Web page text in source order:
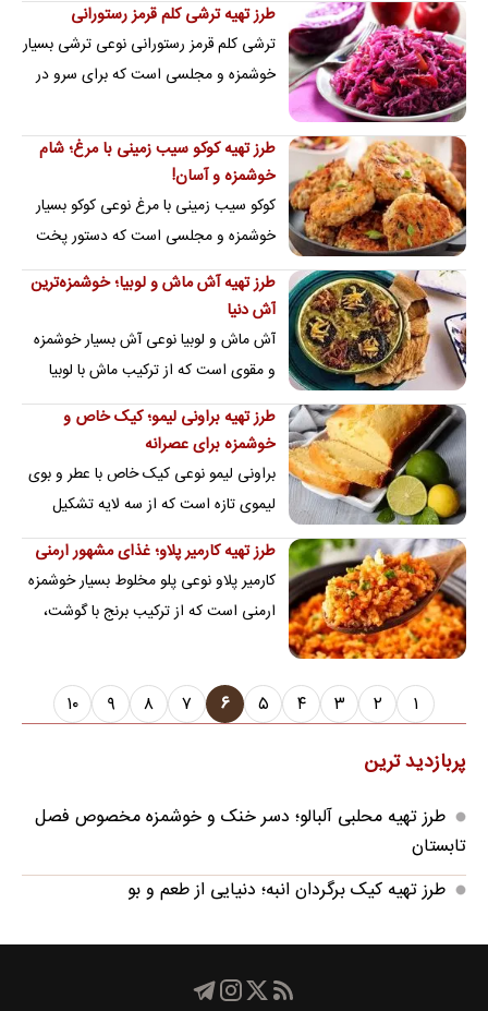
پربازدید ترین
طرز تهیه محلبی آلبالو؛ دسر خنک و خوشمزه مخصوص فصل
تابستان
طرز تهیه کیک برگردان انبه؛ دنیایی از طعم و بو
طرز تهیه ترشی کلم قرمز رستورانی
ترشی کلم قرمز رستورانی نوعی ترشی بسیار
خوشمزه و مجلسی است که برای سرو در
دارد.
طرز تهیه کوکو سیب زمینی با مرغ؛ شام
خوشمزه و آسان!
کوکو سیب زمینی با مرغ نوعی کوکو بسیار
خوشمزه و مجلسی است که دستور پخت
آسانی دارد.
طرز تهیه آش ماش و لوبیا؛ خوشمزه‌ترین
آش دنیا
آش ماش و لوبیا نوعی آش بسیار خوشمزه
و مقوی است که از ترکیب ماش با لوبیا
چشم بلبلی، کشک، سبزی آش و... تهیه
می‌شود.
طرز تهیه براونی لیمو؛ کیک خاص و
خوشمزه برای عصرانه
براونی لیمو نوعی کیک خاص با عطر و بوی
لیموی تازه است که از سه لایه تشکیل
می‌شود.
طرز تهیه کارمیر پلاو؛ غذای مشهور ارمنی
کارمیر پلاو نوعی پلو مخلوط بسیار خوشمزه
ارمنی است که از ترکیب برنج با گوشت،
۱ ۲ ۳ ۴ ۵ ۶ ۷ ۸ ۹ ۱۰